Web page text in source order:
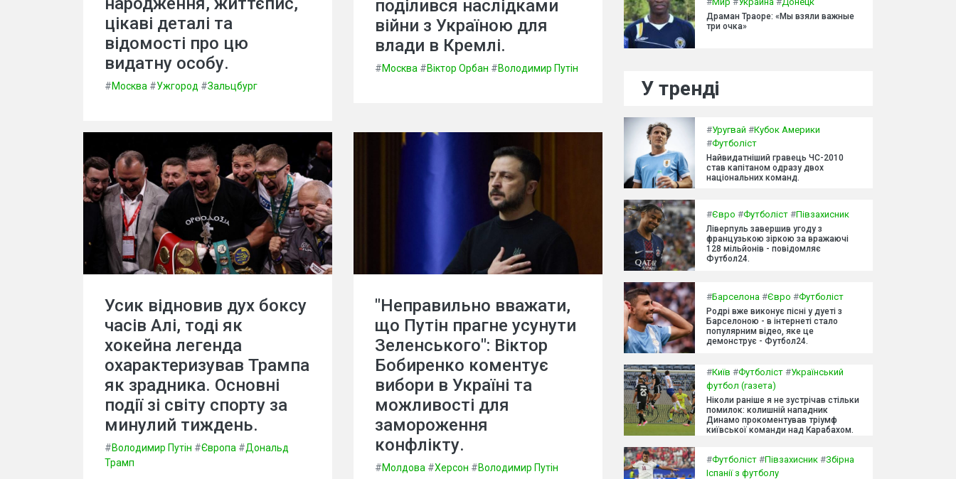
цікаві деталі та
відомості про цю
видатну особу.
#Москва #Ужгород #Зальцбург
поділився наслідками
війни з Україною для
влади в Кремлі.
#Москва #Віктор Орбан #Володимир Путін
Усик відновив дух боксу
часів Алі, тоді як
хокейна легенда
охарактеризував Трампа
як зрадника. Основні
події зі світу спорту за
минулий тиждень.
#Володимир Путін #Європа #Дональд
Трамп
"Неправильно вважати,
що Путін прагне усунути
Зеленського": Віктор
Бобиренко коментує
вибори в Україні та
можливості для
замороження
конфлікту.
#Молдова #Херсон #Володимир Путін
Драман Траоре: «Мы взяли важные
три очка»
У тренді
#Уругвай #Кубок Америки
#Футболіст
Найвидатніший гравець ЧС-2010
став капітаном одразу двох
національних команд.
#Євро #Футболіст #Півзахисник
Ліверпуль завершив угоду з
французькою зіркою за вражаючі
128 мільйонів - повідомляє
Футбол24.
#Барселона #Євро #Футболіст
Родрі вже виконує пісні у дуеті з
Барселоною - в інтернеті стало
популярним відео, яке це
демонструє - Футбол24.
#Київ #Футболіст #Український
футбол (газета)
Ніколи раніше я не зустрічав стільки
помилок: колишній нападник
Динамо прокоментував тріумф
київської команди над Карабахом.
#Футболіст #Півзахисник #Збірна
Іспанії з футболу